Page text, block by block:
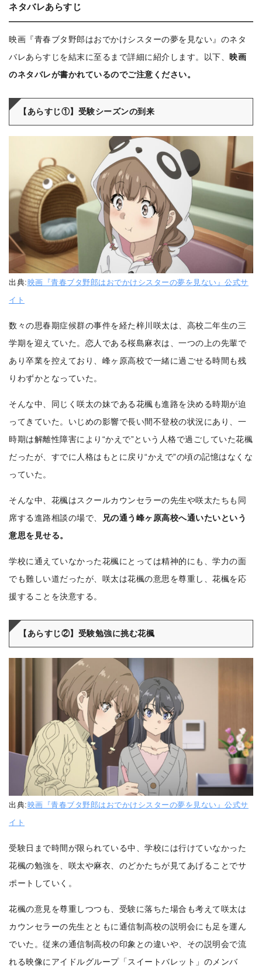
ネタバレあらすじ
映画『青春ブタ野郎はおでかけシスターの夢を見ない』のネタ
バレあらすじを結末に至るまで詳細に紹介します。以下、映画
のネタバレが書かれているのでご注意ください。
【あらすじ①】受験シーズンの到来
出典:映画『青春ブタ野郎はおでかけシスターの夢を見ない』公式サ
イト
数々の思春期症候群の事件を経た梓川咲太は、高校二年生の三
学期を迎えていた。恋人である桜島麻衣は、一つの上の先輩で
あり卒業を控えており、峰ヶ原高校で一緒に過ごせる時間も残
りわずかとなっていた。
そんな中、同じく咲太の妹である花楓も進路を決める時期が迫
ってきていた。いじめの影響で長い間不登校の状況にあり、一
時期は解離性障害により“かえで”という人格で過ごしていた花楓
だったが、すでに人格はもとに戻り“かえで”の頃の記憶はなくな
っていた。
そんな中、花楓はスクールカウンセラーの先生や咲太たちも同
席する進路相談の場で、
兄の通う峰ヶ原高校へ通いたいという
意思を見せる。
学校に通えていなかった花楓にとっては精神的にも、学力の面
でも難しい道だったが、咲太は花楓の意思を尊重し、花楓を応
援することを決意する。
【あらすじ②】受験勉強に挑む花楓
出典:映画『青春ブタ野郎はおでかけシスターの夢を見ない』公式サ
イト
受験日まで時間が限られている中、学校には行けていなかった
花楓の勉強を、咲太や麻衣、のどかたちが見てあげることでサ
ポートしていく。
花楓の意見を尊重しつつも、受験に落ちた場合も考えて咲太は
カウンセラーの先生とともに通信制高校の説明会にも足を運ん
でいた。従来の通信制高校の印象との違いや、その説明会で流
れる映像にアイドルグループ「スイートバレット」のメンバ